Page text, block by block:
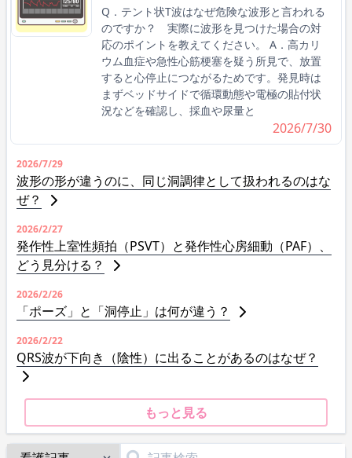
Q．テント状T波はなぜ危険な波形と言われる
のですか？ 実際に波形を見つけた場合の対
応のポイントを教えてください。 A．高カリ
ウム血症や急性心筋梗塞を疑う所見で、放置
すると心停止につながるためです。発見時は
まずベッドサイドで循環動態や電極の貼付状
況などを確認し、採血や尿量と
2026/7/30
2026/7/29
波形の形が違うのに、同じ洞調律として扱われるのはな
ぜ？
2026/2/27
発作性上室性頻拍（PSVT）と発作性心房細動（PAF）、
どう見分ける？
2026/2/26
「ポーズ」と「洞停止」は何が違う？
2026/2/22
QRS波が下向き（陰性）に出ることがあるのはなぜ？
もっと見る